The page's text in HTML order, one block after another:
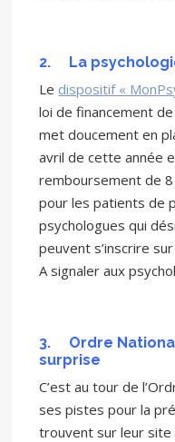
2. La
Le dispositif «
loi de financement
met doucement en
avril de cette année
remboursement de 8
pour les patients de
psychologues qui
peuvent s’inscrire
A signaler aux
3. Ordre
surprise
C’est au tour de
ses pistes pour la
trouvent sur leur